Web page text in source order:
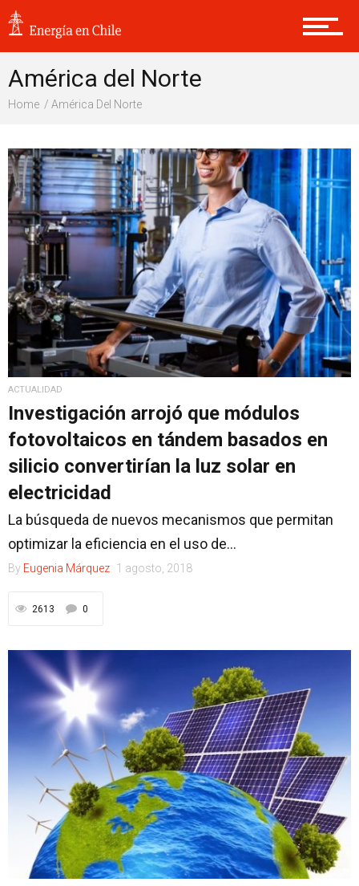
América del Norte
Home América Del Norte
ACTUALIDAD
Investigación arrojó que módulos
fotovoltaicos en tándem basados ​​en
silicio convertirían la luz solar en
electricidad
La búsqueda de nuevos mecanismos que permitan
optimizar la eficiencia en el uso de...
By Eugenia Márquez 1 agosto, 2018
2613 0